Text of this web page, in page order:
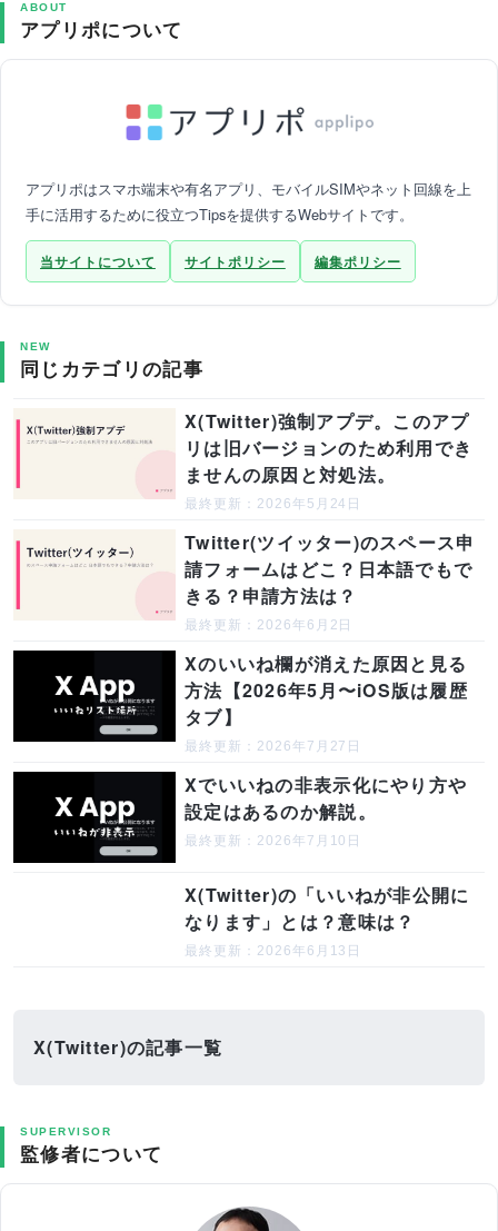
ABOUT
アプリポについて
アプリポはスマホ端末や有名アプリ、モバイルSIMやネット回線を上
手に活用するために役立つTipsを提供するWebサイトです。
当サイトについて サイトポリシー 編集ポリシー
NEW
同じカテゴリの記事
X(Twitter)強制アプデ。このアプ
リは旧バージョンのため利用でき
ませんの原因と対処法。
最終更新：2026年5月24日
Twitter(ツイッター)のスペース申
請フォームはどこ？日本語でもで
きる？申請方法は？
最終更新：2026年6月2日
Xのいいね欄が消えた原因と見る
方法【2026年5月〜iOS版は履歴
タブ】
最終更新：2026年7月27日
Xでいいねの非表示化にやり方や
設定はあるのか解説。
最終更新：2026年7月10日
X(Twitter)の「いいねが非公開に
なります」とは？意味は？
最終更新：2026年6月13日
X(Twitter)の記事一覧
SUPERVISOR
監修者について